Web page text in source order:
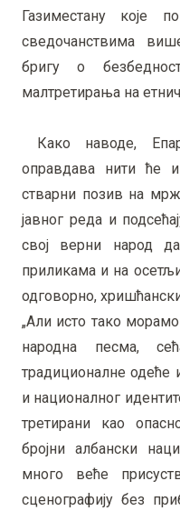
Газиместану које
сведочанствима
бригу о
малтретирања на
Како наводе,
оправдава нити ће
стварни позив на
јавног реда и
свој верни народ
приликама и на
одговорно,
„Али исто тако
народна песма,
традиционалне
и националног
третирани као
бројни албански
много веће
сценографију без